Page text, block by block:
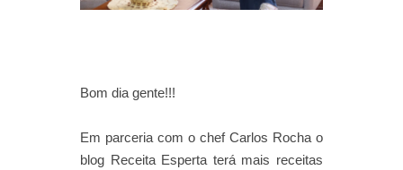
Bom dia gente!!!
Em parceria com o chef Carlos Rocha o
blog Receita Esperta terá mais receitas